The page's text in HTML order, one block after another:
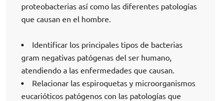
proteobacterias así como las diferentes patologías
que causan en el hombre.
Identificar los principales tipos de bacterias
gram negativas patógenas del ser humano,
atendiendo a las enfermedades que causan.
Relacionar las espiroquetas y microorganismos
eucarióticos patógenos con las patologías que